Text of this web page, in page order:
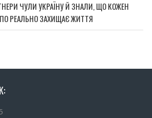
ЧУЛИ УКРАЇНУ Й ЗНАЛИ, ЩО КОЖЕН
РЕАЛЬНО ЗАХИЩАЄ ЖИТТЯ